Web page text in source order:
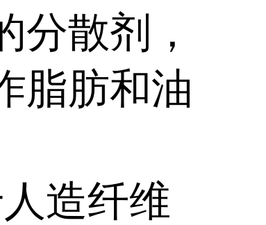
分散剂，
脂肪和油
造纤维